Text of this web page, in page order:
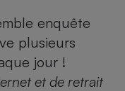
enquête
plusieurs
jour !
et de retrait